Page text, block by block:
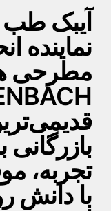
آیبک طب
نماینده
تجربه،
با دانش